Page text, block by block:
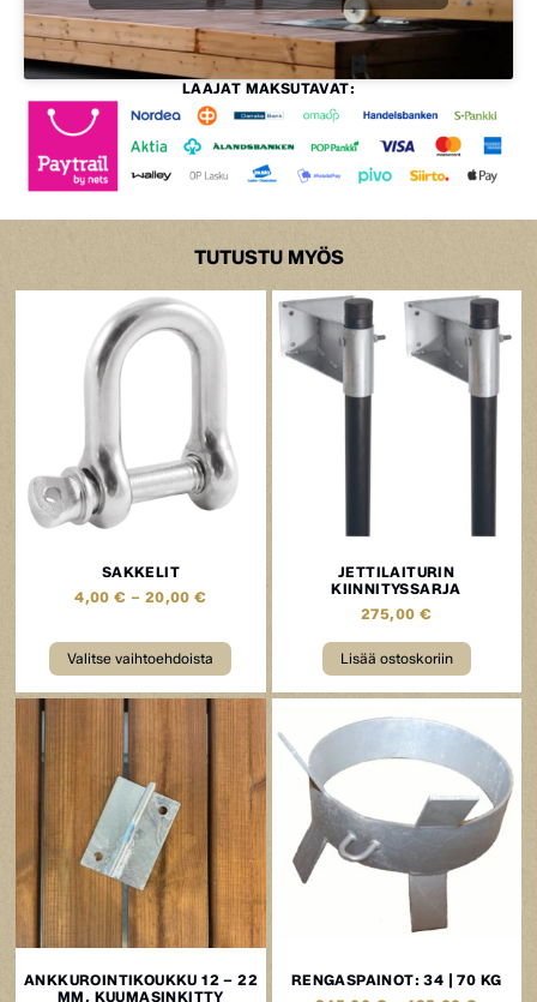
LAAJAT MAKSUTAVAT:
TUTUSTU MYÖS
SAKKELIT
4,00€ – 20,00€
Valitse vaihtoehdoista
JETTILAITURIN
KIINNITYSSARJA
275,00 €
Lisää ostoskoriin
ANKKUROINTIKOUKKU 12 – 22
MM, KUUMASINKITTY
RENGASPAINOT: 34 | 70 KG